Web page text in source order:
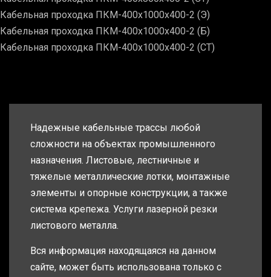
Кабельная проходка ПКМ-400х1000х400-2 (Э)
Кабельная проходка ПКМ-400х1000х400-2 (Б)
Кабельная проходка ПКМ-400х1000х400-2 (СТ)
Надежные кабельные трассы любой
сложности на объектах промышленного
назначения. Листовые, лестничные и
тяжелые металлические лотки, монтажные
элементы и опорные конструкции, а также
система крепежа. Услуги лазерной резки
листового металла.
Вся информация находящаяся на данном
сайте, может быть использована только с